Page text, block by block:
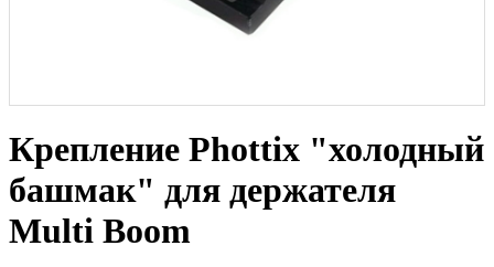
Крепление Phottix "холодный
башмак" для держателя
Multi Boom